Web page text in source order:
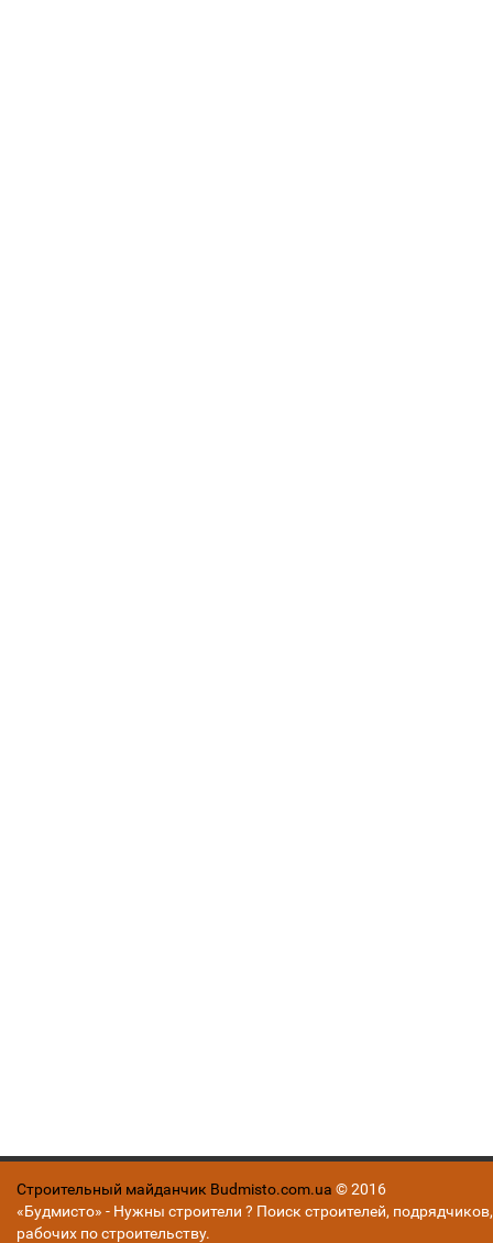
Строительный майданчик Budmisto.com.ua © 2016
«Будмисто» - Нужны строители ? Поиск строителей, подрядчиков,
рабочих по строительству.